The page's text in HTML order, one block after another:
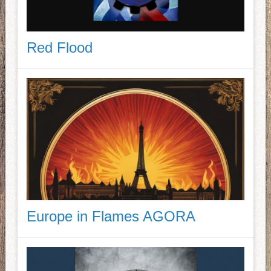
Red Flood
Europe in Flames AGORA